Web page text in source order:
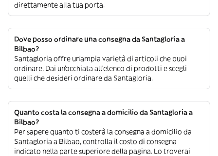
direttamente alla tua porta.
Dove posso ordinare una consegna da Santagloria a
Bilbao?
Santagloria offre un’ampia varietà di articoli che puoi
ordinare. Dai un’occhiata all’elenco di prodotti e scegli
quelli che desideri ordinare da Santagloria.
Quanto costa la consegna a domicilio da Santagloria a
Bilbao?
Per sapere quanto ti costerà la consegna a domicilio da
Santagloria a Bilbao, controlla il costo di consegna
indicato nella parte superiore della pagina. Lo troverai